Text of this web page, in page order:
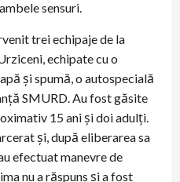
sensuri.
trei echipaje de la
echipate cu o
și spumă, o autospecială
SMURD. Au fost găsite
15 ani și doi adulți.
și, după eliberarea sa
efectuat manevre de
nu a răspuns și a fost